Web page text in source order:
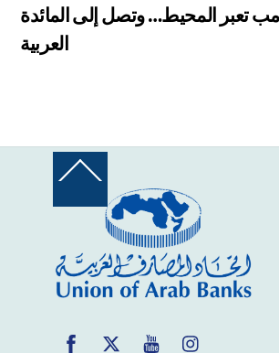
تعبر المحيط… وتصل إلى المائدة
العربية
Back
Top
FacebookTwitter YouTube